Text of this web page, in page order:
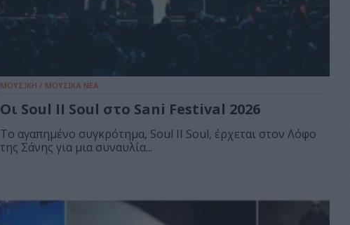
ΜΟΥΣΙΚΗ / ΜΟΥΣΙΚΑ ΝΕΑ
Οι Soul II Soul στο Sani Festival 2026
Το αγαπημένο συγκρότημα, Soul II Soul, έρχεται στον Λόφο
της Σάνης για μια συναυλία...